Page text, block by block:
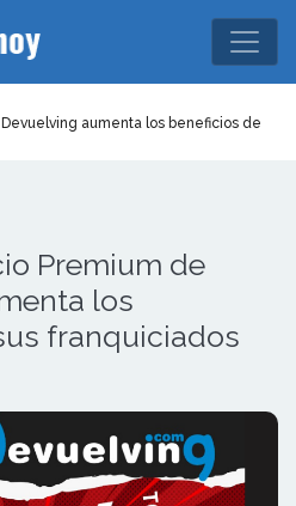
aumenta los beneficios de
Premium de
los
franquiciados